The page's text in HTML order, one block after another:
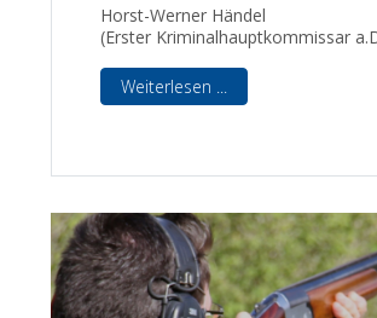
Horst-Werner Händel
(Erster Kriminalhauptkommissar
Weiterlesen ...